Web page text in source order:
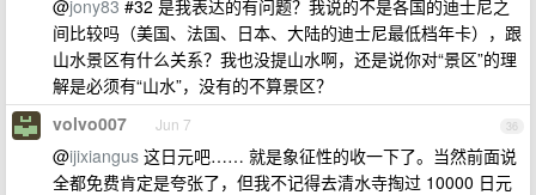
@jony83 #32 是我表达的有问题？我说的不是各国的迪士尼之
间比较吗（美国、法国、日本、大陆的迪士尼最低档年卡），跟
山水景区有什么关系？我也没提山水啊，还是说你对“景区”的理
解是必须有“山水”，没有的不算景区？
36
volvo007 Jun 7
@ijixiangus 这日元吧…… 就是象征性的收一下了。当然前面说
全都免费肯定是夸张了，但我不记得去清水寺掏过 10000 日元